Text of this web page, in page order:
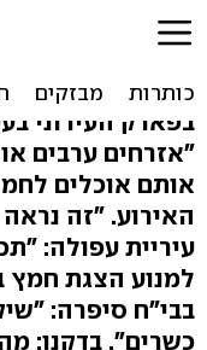
השומר
בפארק העירוני
"אזרחים ערבים
אותם אוכלים
האירוע. "זה
עיריית עפולה:
למנוע הצגת חמץ
בבי"ח סיפרה:
כשרים". בדקנו: